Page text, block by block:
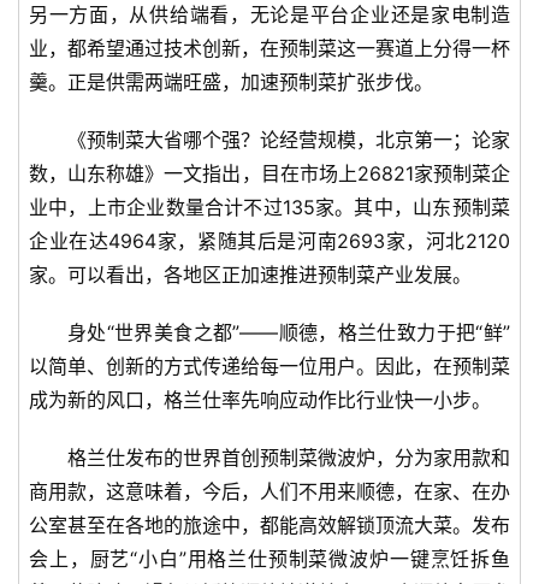
另一方面，从供给端看，无论是平台企业还是家电制造
业，都希望通过技术创新，在预制菜这一赛道上分得一杯
羹。正是供需两端旺盛，加速预制菜扩张步伐。
《预制菜大省哪个强？论经营规模，北京第一；论家
数，山东称雄》一文指出，目在市场上26821家预制菜企
业中，上市企业数量合计不过135家。其中，山东预制菜
企业在达4964家，紧随其后是河南2693家，河北2120
家。可以看出，各地区正加速推进预制菜产业发展。
身处“世界美食之都”——顺德，格兰仕致力于把“鲜”
以简单、创新的方式传递给每一位用户。因此，在预制菜
成为新的风口，格兰仕率先响应动作比行业快一小步。
格兰仕发布的世界首创预制菜微波炉，分为家用款和
商用款，这意味着，今后，人们不用来顺德，在家、在办
公室甚至在各地的旅途中，都能高效解锁顶流大菜。发布
会上，厨艺“小白”用格兰仕预制菜微波炉一键烹饪拆鱼